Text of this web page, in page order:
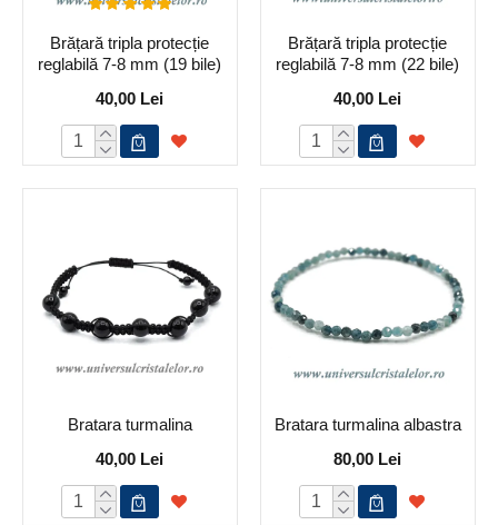
Brățară tripla protecție
reglabilă 7-8 mm (19 bile)
40,00 Lei
Brățară tripla protecție
reglabilă 7-8 mm (22 bile)
40,00 Lei
Bratara turmalina
40,00 Lei
Bratara turmalina albastra
80,00 Lei